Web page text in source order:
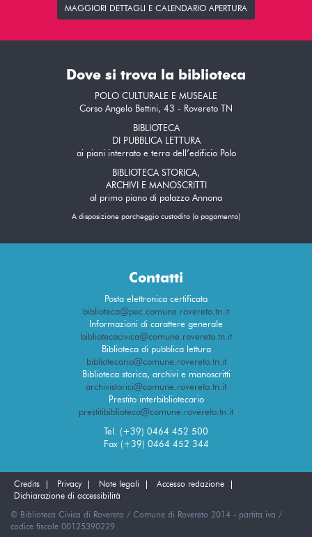
MAGGIORI DETTAGLI E CALENDARIO APERTURA
Dove si trova la biblioteca
POLO CULTURALE E MUSEALE
Corso Angelo Bettini, 43 - Rovereto TN
BIBLIOTECA
DI PUBBLICA LETTURA
ai piani interrato e terra dell’edificio Polo
BIBLIOTECA STORICA,
ARCHIVI E MANOSCRITTI
al primo piano di palazzo Annona
A disposizione parcheggio custodito (a pagamento)
Contatti
Posta elettronica certificata
biblioteca@pec.comune.rovereto.tn.it
Informazioni di carattere generale
bibliotecacivica@comune.rovereto.tn.it
Biblioteca di pubblica lettura
bibliotecario@comune.rovereto.tn.it
Biblioteca storica, archivi e manoscritti
archivistorici@comune.rovereto.tn.it
Prestito interbibliotecario
prestitibiblioteca@comune.rovereto.tn.it
Tel. (+39) 0464 452 500
Fax (+39) 0464 452 344
Credits Privacy Note legali
Accesso redazione
Dichiarazione di accessibilità
© Biblioteca Civica di Rovereto / Comune di Rovereto 2014 - partita iva /
codice fiscale 00125390229